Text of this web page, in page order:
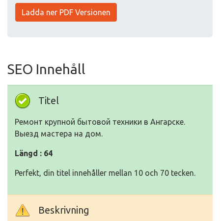
Ladda ner PDF Versionen
SEO Innehåll
Titel
Ремонт крупной бытовой техники в Ангарске.
Выезд мастера на дом.
Längd : 64
Perfekt, din titel innehåller mellan 10 och 70 tecken.
Beskrivning